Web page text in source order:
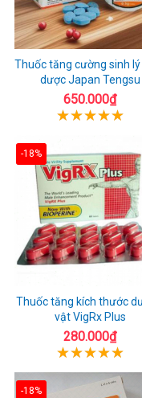
Thuốc tăng cường sinh
dược Japan Tengsu
650.000₫
-18%
Thuốc tăng kích thước
vật VigRx Plus
280.000₫
-18%